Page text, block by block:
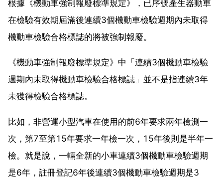
根據《機動車強制報廢標準規定》，已序號產生器動車
在檢驗有效期屆滿後連續3個機動車檢驗週期內未取得
機動車檢驗合格標誌的將被強制報廢。
《機動車強制報廢標準規定》中「連續3個機動車檢驗
週期內未取得機動車檢驗合格標誌」並不是指連續3年
未獲得檢驗合格標誌。
比如，非營運小型汽車在使用的前6年要求兩年檢測一
次，第7至第15年要求一年檢一次，15年後則是半年一
檢。就是說，一輛全新的小車連續3個機動車檢驗週期
是6年，註冊登記6年後連續3個機動車檢驗週期是3